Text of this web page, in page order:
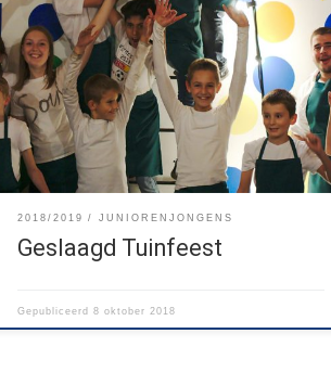
De weersvoorspellingen waren slecht, dus het
tuinfeest van de junioren-jongens werd veranderd in
een luxe diner in de blokhut. De Junioren Jongens
begonnen ’s ochtends al met het bereiden van de
vele gerechten, maar tijd voor een spelletje
tussendoor was er ook. Halverwege de middag
stroomde de blokhut vol met […]
2018/2019 JUNIORENJONGENS
Geslaagd Tuinfeest
Gepubliceerd8 oktober 2018